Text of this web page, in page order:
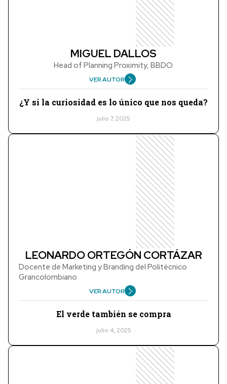
MIGUEL DALLOS
Head of Planning Proximity, BBDO.
VER AUTOR
¿Y si la curiosidad es lo único que nos queda?
julio 7, 2025
LEONARDO ORTEGÓN CORTÁZAR
Docente de Marketing y Branding del Politécnico
Grancolombiano
VER AUTOR
El verde también se compra
julio 4, 2025